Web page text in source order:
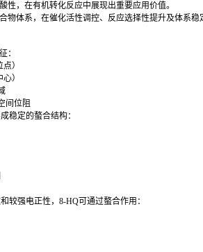
性，在有机转化反应中展现出重要应用价值。
物体系，在催化活性调控、反应选择性提升及体系
：
）
）
间位阻
稳定的螯合结构：
较强电正性，8-HQ可通过螯合作用：